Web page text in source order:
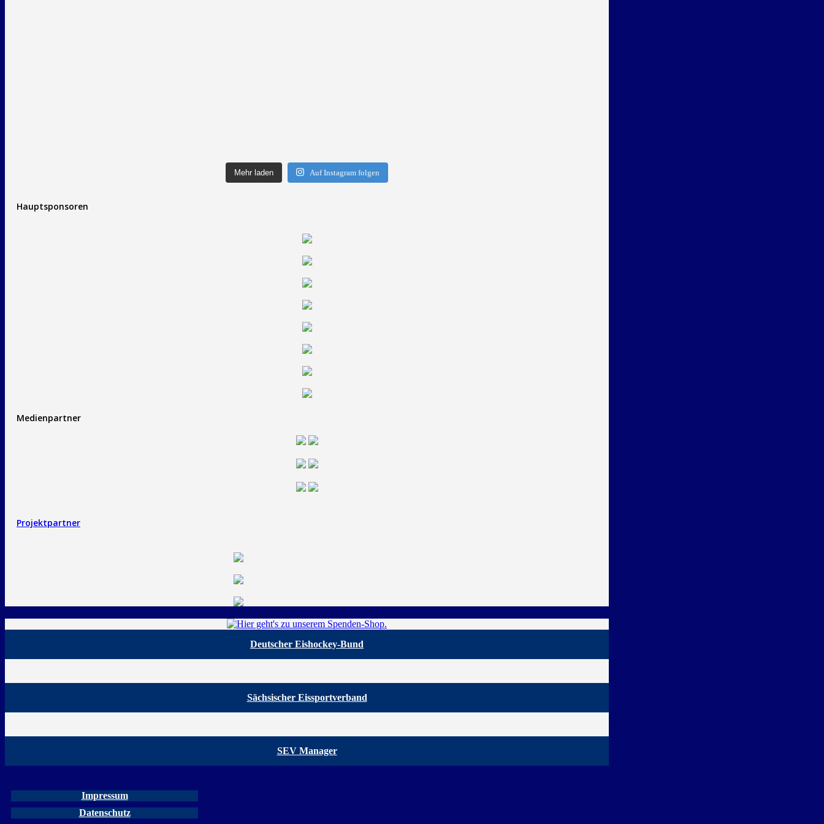
Mehr laden Auf Instagram folgen
Hauptsponsoren
Medienpartner
Projektpartner
Deutscher Eishockey-Bund
Sächsischer Eissportverband
SEV Manager
Impressum
Datenschutz